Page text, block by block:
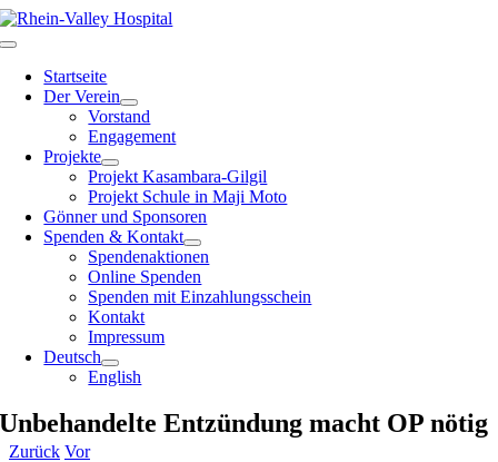
Zum
Inhalt
Toggle
NavigationStartseite
Der Verein
Vorstand
Engagement
Projekte
Projekt Kasambara-Gilgil
Projekt Schule in Maji Moto
Gönner und Sponsoren
Spenden & Kontakt
Spendenaktionen
Online Spenden
Spenden mit Einzahlungsschein
Kontakt
Impressum
Deutsch
English
Unbehandelte Entzündung macht OP nötig
Zurück Vor